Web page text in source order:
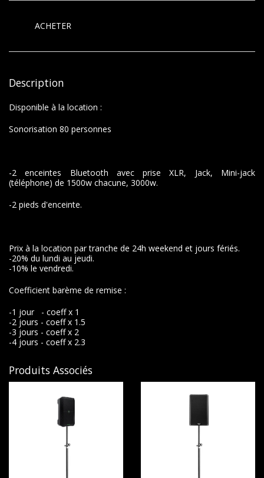
ACHETER
Description
Disponible à la location :
Sonorisation 80 personnes
-2 enceintes Bluetooth avec prise XLR, Jack, Mini-jack
(téléphone) de 1500w chacune, 3000w.
-2 pieds d'enceinte.
Prix à la location par tranche de 24h weekend et jours fériés.
-20% du lundi au jeudi.
-10% le vendredi.
Coefficient barème de remise :
-1 jour - coeff x 1
-2 jours - coeff x 1.5
-3 jours - coeff x 2
-4 jours - coeff x 2.3
Produits Associés